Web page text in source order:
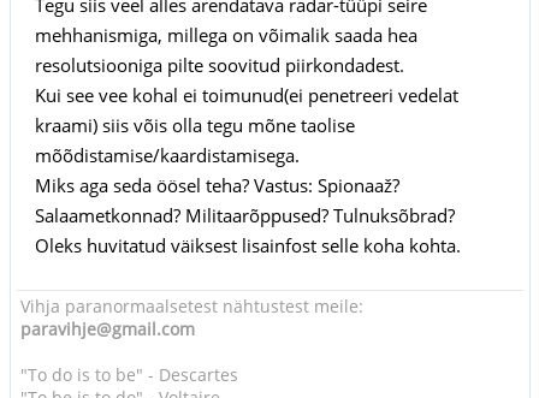
mehhanismiga, millega on võimalik saada hea
resolutsiooniga pilte soovitud piirkondadest.
Kui see vee kohal ei toimunud(ei penetreeri vedelat
kraami) siis võis olla tegu mõne taolise
mõõdistamise/kaardistamisega.
Miks aga seda öösel teha? Vastus: Spionaaž?
Salaametkonnad? Militaarõppused? Tulnuksõbrad?
Oleks huvitatud väiksest lisainfost selle koha kohta.
Vihja paranormaalsetest nähtustest meile:
paravihje@gmail.com
"To do is to be" - Descartes